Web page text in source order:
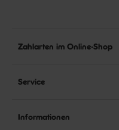
Zahlarten im Online-Shop
Service
Informationen